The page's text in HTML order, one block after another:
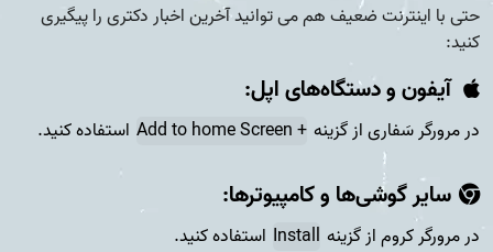
حتی با اینترنت ضعیف هم می توانید آخرین اخبار دکتری را پیگیری
کنید:
آیفون و دستگاه‌های اپل:
در مرورگر سَفاری از گزینه + Add to home Screen استفاده کنید.
سایر گوشی‌ها و کامپیوتر‌ها:
در مرورگر کروم از گزینه Install استفاده کنید.